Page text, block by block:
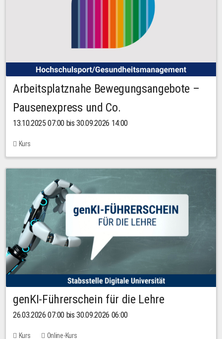
Arbeitsplatznahe Bewegungsangebote –
Pausenexpress und Co.
13.10.2025 07:00 bis 30.09.2026 14:00
Kurs
genKI-Führerschein für die Lehre
26.03.2026 07:00 bis 30.09.2026 06:00
Kurs Online-Kurs